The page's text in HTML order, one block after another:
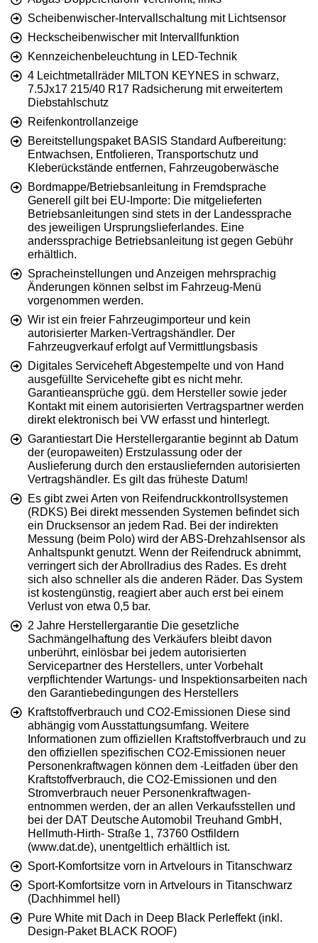
Scheibenwischer-Intervallschaltung mit Lichtsensor
Heckscheibenwischer mit Intervallfunktion
Kennzeichenbeleuchtung in LED-Technik
4 Leichtmetallräder MILTON KEYNES in schwarz,
7.5Jx17 215/40 R17 Radsicherung mit erweitertem
Diebstahlschutz
Reifenkontrollanzeige
Bereitstellungspaket BASIS Standard Aufbereitung:
Entwachsen, Entfolieren, Transportschutz und
Kleberückstände entfernen, Fahrzeugoberwäsche
Bordmappe/Betriebsanleitung in Fremdsprache
Generell gilt bei EU-Importe: Die mitgelieferten
Betriebsanleitungen sind stets in der Landessprache
des jeweiligen Ursprungslieferlandes. Eine
anderssprachige Betriebsanleitung ist gegen Gebühr
erhältlich.
Spracheinstellungen und Anzeigen mehrsprachig
Änderungen können selbst im Fahrzeug-Menü
vorgenommen werden.
Wir ist ein freier Fahrzeugimporteur und kein
autorisierter Marken-Vertragshändler. Der
Fahrzeugverkauf erfolgt auf Vermittlungsbasis
Digitales Serviceheft Abgestempelte und von Hand
ausgefüllte Servicehefte gibt es nicht mehr.
Garantieansprüche ggü. dem Hersteller sowie jeder
Kontakt mit einem autorisierten Vertragspartner werden
direkt elektronisch bei VW erfasst und hinterlegt.
Garantiestart Die Herstellergarantie beginnt ab Datum
der (europaweiten) Erstzulassung oder der
Auslieferung durch den erstausliefernden autorisierten
Vertragshändler. Es gilt das früheste Datum!
Es gibt zwei Arten von Reifendruckkontrollsystemen
(RDKS) Bei direkt messenden Systemen befindet sich
ein Drucksensor an jedem Rad. Bei der indirekten
Messung (beim Polo) wird der ABS-Drehzahlsensor als
Anhaltspunkt genutzt. Wenn der Reifendruck abnimmt,
verringert sich der Abrollradius des Rades. Es dreht
sich also schneller als die anderen Räder. Das System
ist kostengünstig, reagiert aber auch erst bei einem
Verlust von etwa 0,5 bar.
2 Jahre Herstellergarantie Die gesetzliche
Sachmängelhaftung des Verkäufers bleibt davon
unberührt, einlösbar bei jedem autorisierten
Servicepartner des Herstellers, unter Vorbehalt
verpflichtender Wartungs- und Inspektionsarbeiten nach
den Garantiebedingungen des Herstellers
Kraftstoffverbrauch und CO2-Emissionen Diese sind
abhängig vom Ausstattungsumfang. Weitere
Informationen zum offiziellen Kraftstoffverbrauch und zu
den offiziellen spezifischen CO2-Emissionen neuer
Personenkraftwagen können dem -Leitfaden über den
Kraftstoffverbrauch, die CO2-Emissionen und den
Stromverbrauch neuer Personenkraftwagen-
entnommen werden, der an allen Verkaufsstellen und
bei der DAT Deutsche Automobil Treuhand GmbH,
Hellmuth-Hirth- Straße 1, 73760 Ostfildern
(www.dat.de), unentgeltlich erhältlich ist.
Sport-Komfortsitze vorn in Artvelours in Titanschwarz
Sport-Komfortsitze vorn in Artvelours in Titanschwarz
(Dachhimmel hell)
Pure White mit Dach in Deep Black Perleffekt (inkl.
Design-Paket BLACK ROOF)